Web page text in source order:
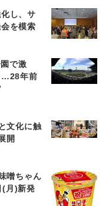
し、サ
を模索
で激
…28年前
文化に触
開
噌ちゃん
(月)新発